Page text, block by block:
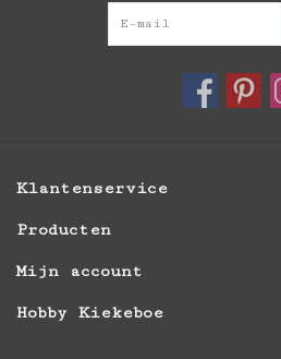
Klantenservice
Producten
Mijn account
Hobby Kiekeboe